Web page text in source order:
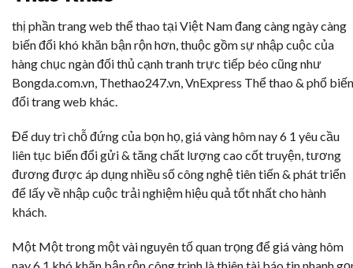
thị phần trang web thể thao tại Việt Nam đang càng ngày càng
biến đổi khó khăn bận rộn hơn, thuộc gồm sự nhập cuộc của
hàng chục ngàn đối thủ cạnh tranh trực tiếp béo cũng như
Bongda.com.vn, Thethao247.vn, VnExpress Thể thao & phổ biến
đổi trang web khác.
Để duy trì chỗ đứng của bọn họ, giá vàng hôm nay 6 1 yêu cầu
liên tục biến đổi gửi & tăng chất lượng cao cốt truyện, tương
đương được áp dụng nhiều số công nghệ tiên tiến & phát triển
để lấy về nhập cuộc trải nghiệm hiệu quả tốt nhất cho hành
khách.
Một Một trong một vài nguyên tố quan trọng để giá vàng hôm